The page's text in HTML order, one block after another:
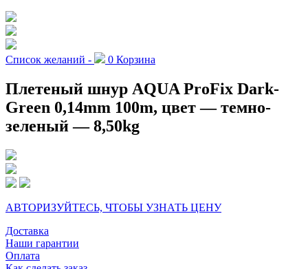
Список желаний - 0 Корзина
Плетеный шнур AQUA ProFix Dark-
Green 0,14mm 100m, цвет — темно-
зеленый — 8,50kg
АВТОРИЗУЙТЕСЬ, ЧТОБЫ УЗНАТЬ ЦЕНУ
Доставка
Наши гарантии
Оплата